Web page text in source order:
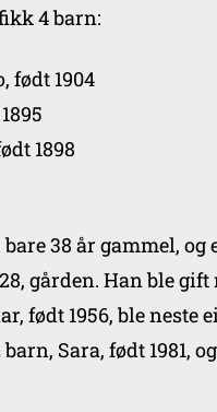
4 barn:
født 1904
1898
38 år gammel, og
gården. Han ble
født 1956, ble neste
Sara, født 1981,